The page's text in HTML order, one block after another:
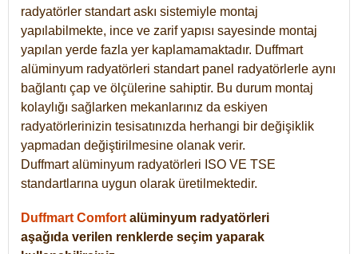
radyatörler standart askı sistemiyle montaj
yapılabilmekte, ince ve zarif yapısı sayesinde montaj
yapılan yerde fazla yer kaplamamaktadır. Duffmart
alüminyum radyatörleri standart panel radyatörlerle aynı
bağlantı çap ve ölçülerine sahiptir. Bu durum montaj
kolaylığı sağlarken mekanlarınız da eskiyen
radyatörlerinizin tesisatınızda herhangi bir değişiklik
yapmadan değiştirilmesine olanak verir.
Duffmart alüminyum radyatörleri ISO VE TSE
standartlarına uygun olarak üretilmektedir.
Duffmart Comfort alüminyum radyatörleri
aşağıda verilen renklerde seçim yaparak